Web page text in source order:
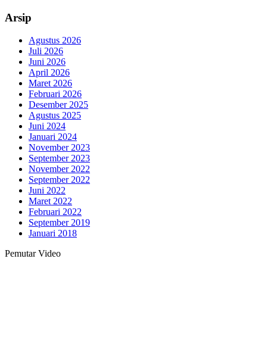
Arsip
Agustus 2026
Juli 2026
Juni 2026
April 2026
Maret 2026
Februari 2026
Desember 2025
Agustus 2025
Juni 2024
Januari 2024
November 2023
September 2023
November 2022
September 2022
Juni 2022
Maret 2022
Februari 2022
September 2019
Januari 2018
Pemutar Video